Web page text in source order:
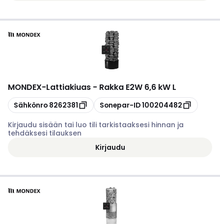
MONDEX-Lattiakiuas - Rakka E2W 6,6 kW L
Kopioi
Sähkönro 8262381 Kopioi
Sonepar-ID100204482
Kirjaudu sisään tai luo tili tarkistaaksesi hinnan ja
tehdäksesi tilauksen
Kirjaudu